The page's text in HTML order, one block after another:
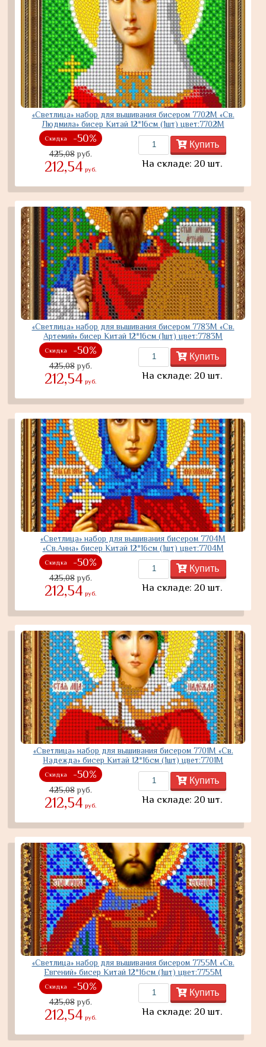
«Светлица» набор для вышивания бисером 7702М «Св.
Людмила» бисер Китай 12*16см (1шт) цвет:7702М
Скидка -50%
425,08руб.
212,54 руб.
Купить
На складе: 20 шт.
«Светлица» набор для вышивания бисером 7783М «Св.
Артемий» бисер Китай 12*16см (1шт) цвет:7783М
Скидка -50%
425,08руб.
212,54 руб.
Купить
На складе: 20 шт.
«Светлица» набор для вышивания бисером 7704М
«Св.Анна» бисер Китай 12*16см (1шт) цвет:7704М
Скидка -50%
425,08руб.
212,54 руб.
Купить
На складе: 20 шт.
«Светлица» набор для вышивания бисером 7701М «Св.
Надежда» бисер Китай 12*16см (1шт) цвет:7701М
Скидка -50%
425,08руб.
212,54 руб.
Купить
На складе: 20 шт.
«Светлица» набор для вышивания бисером 7755М «Св.
Евгений» бисер Китай 12*16см (1шт) цвет:7755М
Скидка -50%
425,08руб.
212,54 руб.
Купить
На складе: 20 шт.